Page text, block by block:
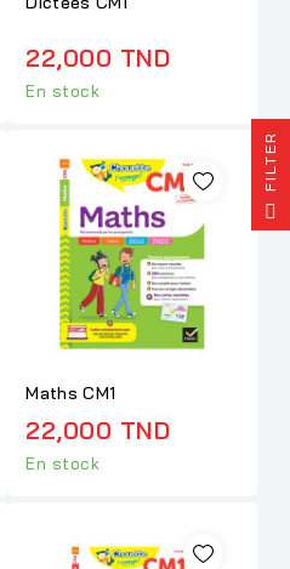
22,000 TND
En stock
Maths CM1
22,000 TND
En stock
R